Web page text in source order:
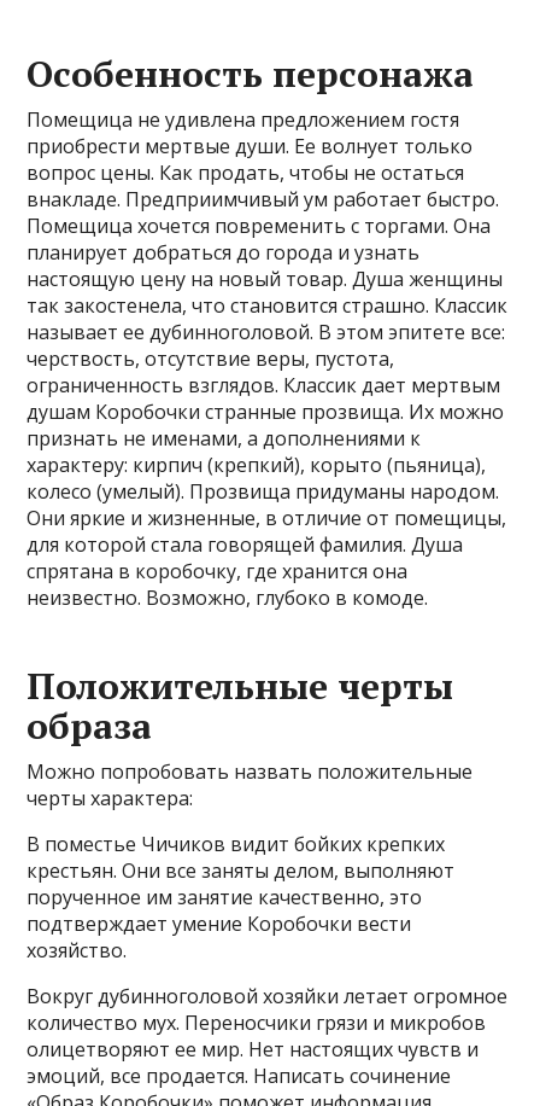
Особенность персонажа
Помещица не удивлена предложением гостя
приобрести мертвые души. Ее волнует только
вопрос цены. Как продать, чтобы не остаться
внакладе. Предприимчивый ум работает быстро.
Помещица хочется повременить с торгами. Она
планирует добраться до города и узнать
настоящую цену на новый товар. Душа женщины
так закостенела, что становится страшно. Классик
называет ее дубинноголовой. В этом эпитете все:
черствость, отсутствие веры, пустота,
ограниченность взглядов. Классик дает мертвым
душам Коробочки странные прозвища. Их можно
признать не именами, а дополнениями к
характеру: кирпич (крепкий), корыто (пьяница),
колесо (умелый). Прозвища придуманы народом.
Они яркие и жизненные, в отличие от помещицы,
для которой стала говорящей фамилия. Душа
спрятана в коробочку, где хранится она
неизвестно. Возможно, глубоко в комоде.
Положительные черты
образа
Можно попробовать назвать положительные
черты характера:
В поместье Чичиков видит бойких крепких
крестьян. Они все заняты делом, выполняют
порученное им занятие качественно, это
подтверждает умение Коробочки вести
хозяйство.
Вокруг дубинноголовой хозяйки летает огромное
количество мух. Переносчики грязи и микробов
олицетворяют ее мир. Нет настоящих чувств и
эмоций, все продается. Написать сочинение